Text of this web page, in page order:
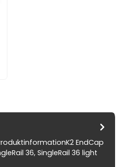
EndCap
36, SingleRail 36 light